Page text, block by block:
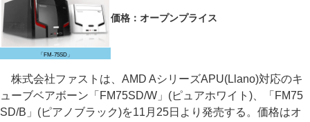
「FM-75SD」
価格：オープンプライス
株式会社ファストは、AMD AシリーズAPU(Llano)対応のキ
ューブベアボーン「FM75SD/W」(ピュアホワイト)、「FM75
SD/B」(ピアノブラック)を11月25日より発売する。価格はオ